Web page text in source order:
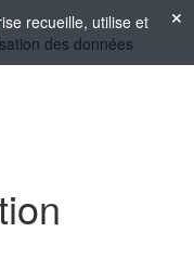
recueille, utilise et
des données